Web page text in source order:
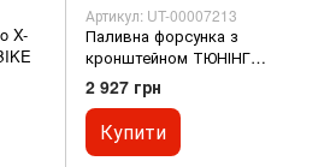
X-
Артикул: UT-00007213
Паливна форсунка з
кронштейном ТЮНІНГ
PITBIKE
2 927 грн
Купити